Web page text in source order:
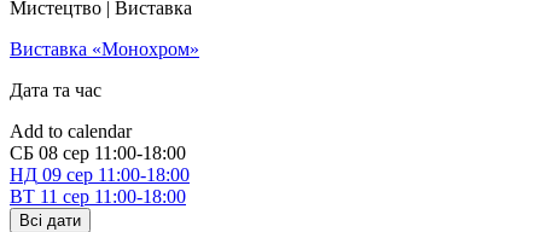
Мистецтво | Виставка
Виставка «Монохром»
Дата та час
Add to calendar
СБ 08 сер 11:00-18:00
НД 09 сер 11:00-18:00
ВТ 11 сер 11:00-18:00
Всі дати